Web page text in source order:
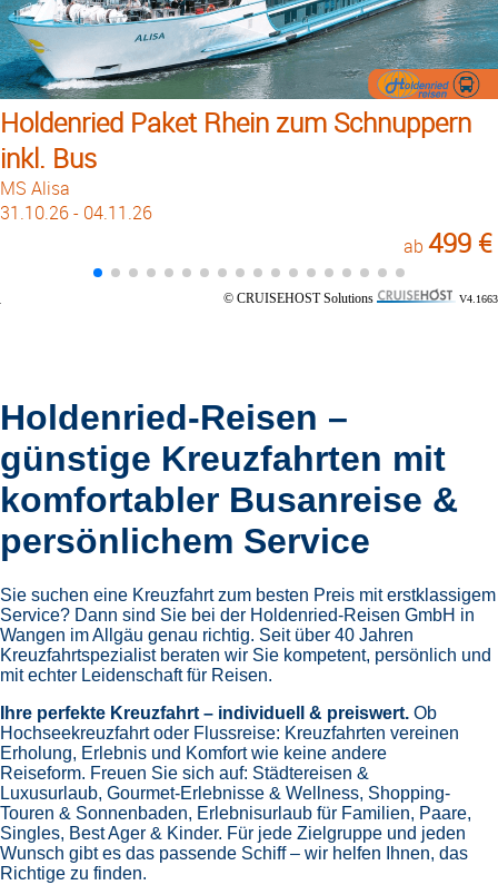
Holdenried Paket Rhein zum Schnuppern
inkl. Bus
MS Alisa
31.10.26 - 04.11.26
ab 499 €
© CRUISEHOST Solutions V4.1663
Holdenried-Reisen –
günstige Kreuzfahrten mit
komfortabler Busanreise &
persönlichem Service
Sie suchen eine Kreuzfahrt zum besten Preis mit erstklassigem
Service? Dann sind Sie bei der Holdenried-Reisen GmbH in
Wangen im Allgäu genau richtig. Seit über 40 Jahren
Kreuzfahrtspezialist beraten wir Sie kompetent, persönlich und
mit echter Leidenschaft für Reisen.
Ihre perfekte Kreuzfahrt – individuell & preiswert. Ob
Hochseekreuzfahrt oder Flussreise: Kreuzfahrten vereinen
Erholung, Erlebnis und Komfort wie keine andere
Reiseform. Freuen Sie sich auf: Städtereisen &
Luxusurlaub, Gourmet-Erlebnisse & Wellness, Shopping-
Touren & Sonnenbaden, Erlebnisurlaub für Familien, Paare,
Singles, Best Ager & Kinder. Für jede Zielgruppe und jeden
Wunsch gibt es das passende Schiff – wir helfen Ihnen, das
Richtige zu finden.